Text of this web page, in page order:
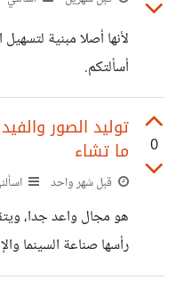
أسألتكم.
0
توليد الصور
ما تشاء
قبل شهر واحد
هو مجال واعد جدا،
رأسها صناعة السينما
تصميم وتصوير